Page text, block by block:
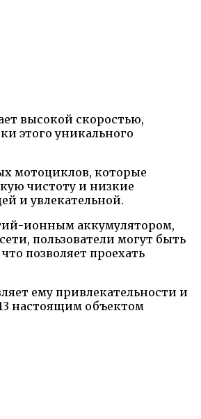
высокой скоростью,
этого уникального
мотоциклов, которые
чистоту и низкие
и увлекательной.
ионным аккумулятором,
пользователи могут быть
позволяет проехать
ему привлекательности и
настоящим объектом